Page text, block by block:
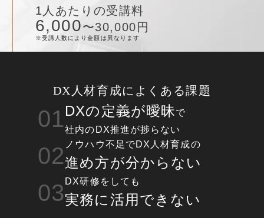
1人あたりの受講料
6,000〜30,000円
※受講人数により金額は異なります
DX人材育成によくある課題
01DXの定義が曖昧で
社内のDX推進が捗らない
02 ノウハウ不足でDX人材育成の
進め方が分からない
03 DX研修をしても
実務に活用できない